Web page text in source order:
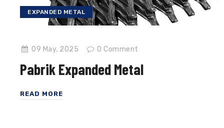
EXPANDED METAL
09 May, 2025 0 Comment
Pabrik Expanded Metal
READ MORE